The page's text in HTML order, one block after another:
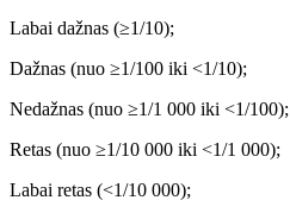
Labai dažnas (≥1/10);
Dažnas (nuo ≥1/100 iki <1/10);
Nedažnas (nuo ≥1/1 000 iki <1/100);
Retas (nuo ≥1/10 000 iki <1/1 000);
Labai retas (<1/10 000);